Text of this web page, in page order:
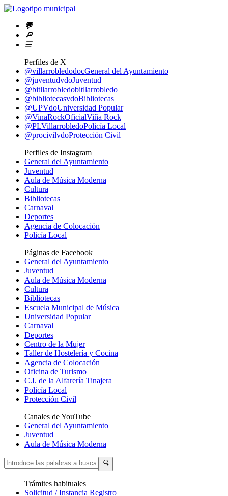
💬
🔎
☰
Perfiles de X
@villarrobledodocGeneral del Ayuntamiento
@juventudvdoJuventud
@bitllarrobledobitllarrobledo
@bibliotecasvdoBibliotecas
@UPVdoUniversidad Popular
@VinaRockOficialViña Rock
@PLVillarrobledoPolicía Local
@procivilvdoProtección Civil
Perfiles de Instagram
General del Ayuntamiento
Juventud
Aula de Música Moderna
Cultura
Bibliotecas
Carnaval
Deportes
Agencia de Colocación
Policía Local
Páginas de Facebook
General del Ayuntamiento
Juventud
Aula de Música Moderna
Cultura
Bibliotecas
Escuela Municipal de Música
Universidad Popular
Carnaval
Deportes
Centro de la Mujer
Taller de Hostelería y Cocina
Agencia de Colocación
Oficina de Turismo
C.I. de la Alfarería Tinajera
Policía Local
Protección Civil
Canales de YouTube
General del Ayuntamiento
Juventud
Aula de Música Moderna
🔍
Trámites habituales
Solicitud / Instancia Registro